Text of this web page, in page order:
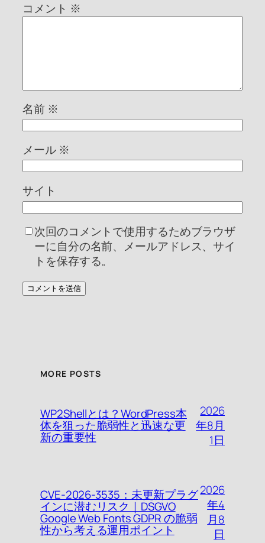
コメント ※
名前 ※
メール ※
サイト
次回のコメントで使用するためブラウザ
ーに自分の名前、メールアドレス、サイ
トを保存する。
MORE POSTS
WP2Shellとは？WordPress本
体を狙った脆弱性と迅速な更
新の重要性
2026
年8月
1日
CVE-2026-3535：未更新プラグ
インに潜むリスク｜DSGVO
Google Web Fonts GDPR の脆弱
性から考える運用ポイント
2026
年4
月8
日